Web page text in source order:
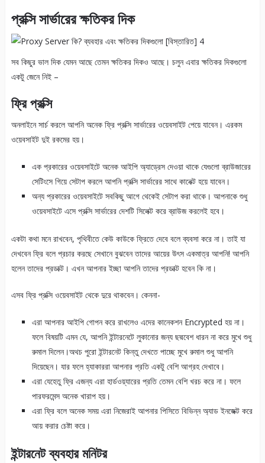
প্রক্সি সার্ভারের ক্ষতিকর দিক
সব কিছুর ভাল দিক যেমন আছে তেমন ক্ষতিকর দিকও আছে। চলুন এবার ক্ষতিকর দিকগুলো
একটু জেনে নিই –
ফ্রি প্রক্সি
অনলাইনে সার্চ করলে আপনি অনেক ফ্রি প্রক্সি সার্ভারের ওয়েবসাইট পেয়ে যাবেন। এরকম
ওয়েবসাইট দুই রকমের হয়।
এক প্রকারের ওয়েবসাইটে অনেক আইপি অ্যাড্রেস দেওয়া থাকে যেগুলো ব্রাউজারের
সেটিংসে গিয়ে সেটাপ করলে আপনি প্রক্সি সার্ভারের সাথে কানেক্ট হয়ে যাবেন।
অন্য প্রকারের ওয়েবসাইটে সবকিছু আগে থেকেই সেটাপ করা থাকে। আপনাকে শুধু
ওয়েবসাইটে এসে প্রক্সি সার্ভারের দেশটি সিলেক্ট করে ব্রাউজ করলেই হবে।
একটা কথা মনে রাখবেন, পৃথিবীতে কেউ কাউকে ফ্রিতে দেবে বলে ব্যবসা করে না। তাই যা
দেখবেন ফ্রি বলে প্রচার করছে সেখানে বুঝবেন তাদের আয়ের উৎস একমাত্র আপনি! আপনি
হলেন তাদের প্রডাক্ট। এখন আপনার ইচ্ছা আপনি তাদের প্রডাক্ট হবেন কি না।
এসব ফ্রি প্রক্সি ওয়েবসাইট থেকে দুরে থাকবেন। কেননা-
এরা আপনার আইপি গোপন করে রাখলেও এদের কানেকশন Encrypted হয় না।
ফলে বিষয়টি এমন যে, আপনি ইন্টারনেটে লুকানোর জন্য ছদ্মবেশ ধারন না করে মুখে শুধু
রুমাল দিলেন।অথচ পুরো ইন্টারনেট কিন্তু দেখতে পাচ্ছে মুখে রুমাল শুধু আপনি
দিয়েছেন। যার ফলে হ্যাকাররা আপনার প্রতি একটু বেশি আগ্রহ দেখাবে।
এরা যেহেতু ফ্রি এজন্য এরা হার্ডওয়্যারের প্রতি তেমন বেশি খরচ করে না। ফলে
পারফরমেন্স অনেক খারাপ হয়।
এরা ফ্রি বলে অনেক সময় এরা নিজেরাই আপনার পিসিতে বিভিন্ন অ্যাড ইনজেক্ট করে
আয় করার চেষ্টা করে।
ইন্টারনেট ব্যবহার মনিটর